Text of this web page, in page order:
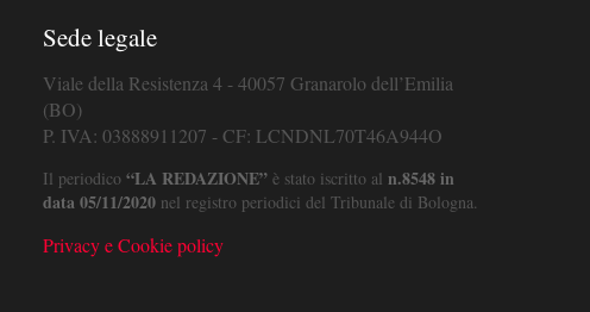
Sede legale
Viale della Resistenza 4 - 40057 Granarolo dell’Emilia
(BO)
P. IVA: 03888911207 - CF: LCNDNL70T46A944O
Il periodico “LA REDAZIONE”è stato iscritto al n.8548 in
data 05/11/2020nel registro periodici del Tribunale di Bologna.
Privacy e Cookie policy